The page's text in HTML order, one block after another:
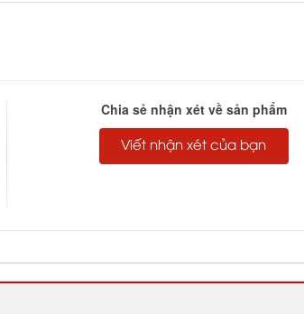
Chia sẻ nhận xét về sản phẩm
Viết nhận xét của bạn